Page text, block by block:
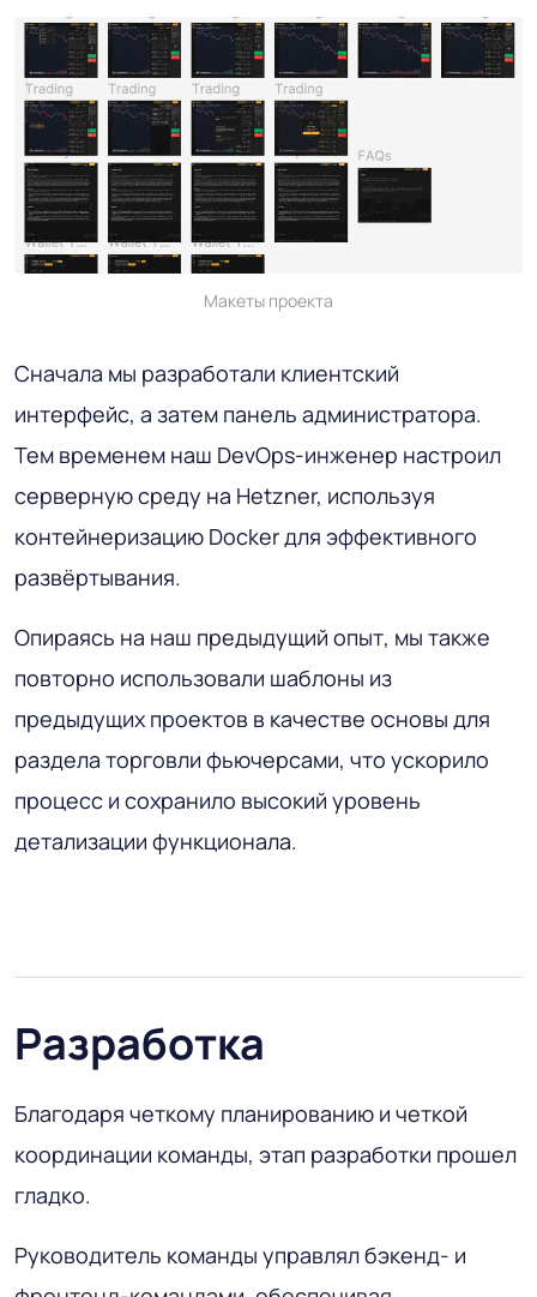
Макеты проекта
Сначала мы разработали клиентский
интерфейс, а затем панель администратора.
Тем временем наш DevOps-инженер настроил
серверную среду на Hetzner, используя
контейнеризацию Docker для эффективного
развёртывания.
Опираясь на наш предыдущий опыт, мы также
повторно использовали шаблоны из
предыдущих проектов в качестве основы для
раздела торговли фьючерсами, что ускорило
процесс и сохранило высокий уровень
детализации функционала.
Разработка
Благодаря четкому планированию и четкой
координации команды, этап разработки прошел
гладко.
Руководитель команды управлял бэкенд- и